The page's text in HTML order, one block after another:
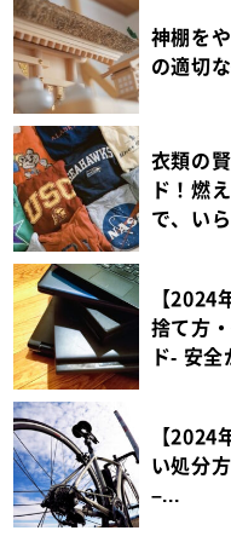
神棚を
の適切
衣類の
ド！燃
で、い
【2024
捨て方
ド- 安
【2024
い処分
–...